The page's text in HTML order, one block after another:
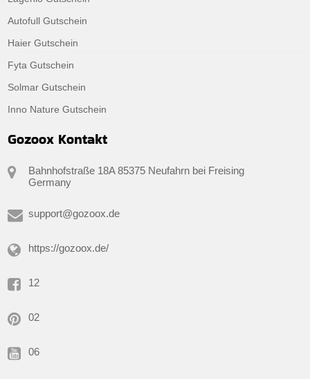
Autofull Gutschein
Haier Gutschein
Fyta Gutschein
Solmar Gutschein
Inno Nature Gutschein
Gozoox Kontakt
Bahnhofstraße 18A 85375 Neufahrn bei Freising
Germany
support@gozoox.de
https://gozoox.de/
12
02
06